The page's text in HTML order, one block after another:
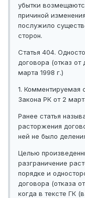
убытки
причиной
послужило
сторон.
Статья 404.
договора (отказ от
марта 1998 г.)
1. Комментируемая
Закона РК от 2
Ранее статья
расторжения
ней не было
Целью
разграничение
порядке и
договора (отказа
когда в тексте ГК